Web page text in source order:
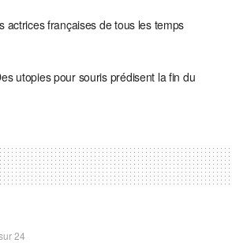
actrices françaises de tous les temps
utopies pour souris prédisent la fin du
24